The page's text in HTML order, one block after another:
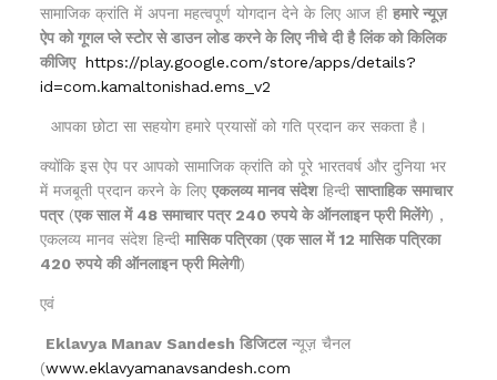
सामाजिक क्रांति में अपना महत्वपूर्ण योगदान देने के लिए आज ही हमारे न्यूज़
ऐप को गूगल प्ले स्टोर से डाउन लोड करने के लिए नीचे दी है लिंक को किलिक
कीजिए https://play.google.com/store/apps/details?
id=com.kamaltonishad.ems_v2
आपका छोटा सा सहयोग हमारे प्रयासों को गति प्रदान कर सकता है।
क्योंकि इस ऐप पर आपको सामाजिक क्रांति को पूरे भारतवर्ष और दुनिया भर
में मजबूती प्रदान करने के लिए एकलव्य मानव संदेशहिन्दी साप्ताहिक समाचार
पत्र(एक साल में 48 समाचार पत्र 240 रुपये के ऑनलाइन फ्री मिलेंगे) ,
एकलव्य मानव संदेश हिन्दी मासिक पत्रिका (एक साल में 12 मासिक पत्रिका
420 रुपये की ऑनलाइन फ्री मिलेगी)
एवं
Eklavya Manav Sandesh डिजिटलन्यूज़ चैनल
(www.eklavyamanavsandesh.com